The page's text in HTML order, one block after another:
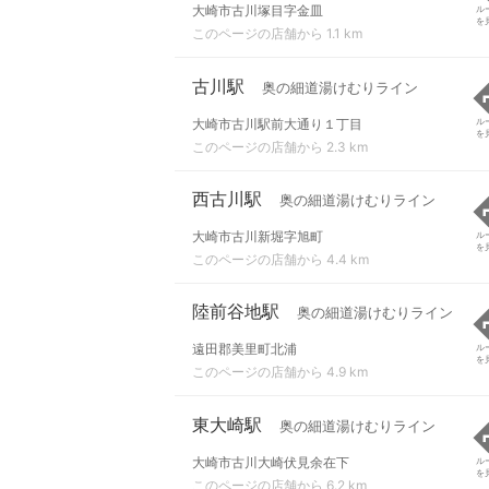
大崎市古川塚目字金皿
このページの店舗から 1.1 km
ル
を
古川駅 奥の細道湯けむりライン
大崎市古川駅前大通り１丁目
このページの店舗から 2.3 km
ル
を
西古川駅 奥の細道湯けむりライン
大崎市古川新堀字旭町
このページの店舗から 4.4 km
ル
を
陸前谷地駅 奥の細道湯けむりライン
遠田郡美里町北浦
このページの店舗から 4.9 km
ル
を
東大崎駅 奥の細道湯けむりライン
大崎市古川大崎伏見余在下
このページの店舗から 6.2 km
ル
を